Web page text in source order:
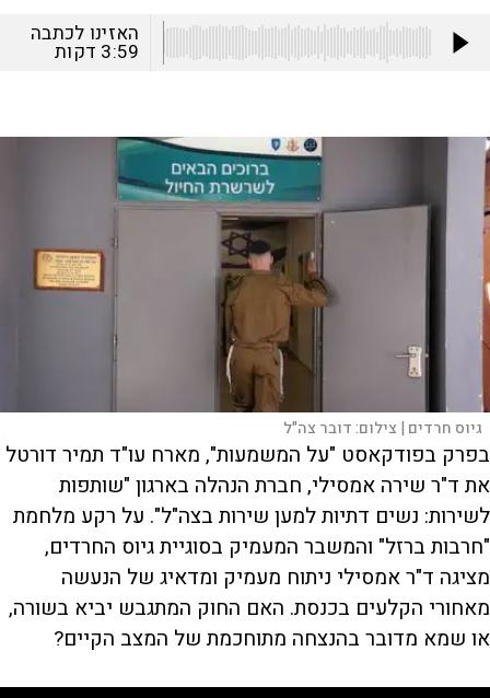
האזינו לכתבה
3:59 דקות
גיוס חרדים | צילום:דובר צה"ל
בפרק בפודקאסט "על המשמעות", מארח עו"ד תמיר דורטל
את ד"ר שירה אמסילי, חברת הנהלה בארגון "שותפות
לשירות: נשים דתיות למען שירות בצה"ל". על רקע מלחמת
"חרבות ברזל" והמשבר המעמיק בסוגיית גיוס החרדים,
מציגה ד"ר אמסילי ניתוח מעמיק ומדאיג של הנעשה
מאחורי הקלעים בכנסת. האם החוק המתגבש יביא בשורה,
או שמא מדובר בהנצחה מתוחכמת של המצב הקיים?